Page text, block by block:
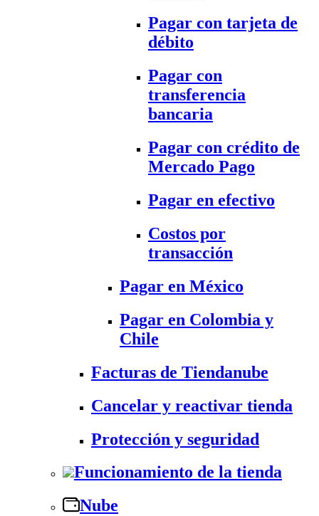
Pagar con tarjeta de
débito
Pagar con
transferencia
bancaria
Pagar con crédito de
Mercado Pago
Pagar en efectivo
Costos por
transacción
Pagar en México
Pagar en Colombia y
Chile
Facturas de Tiendanube
Cancelar y reactivar tienda
Protección y seguridad
Funcionamiento de la tienda
Nube